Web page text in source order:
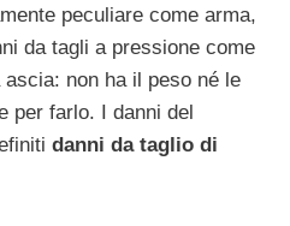
peculiare come arma,
da tagli a pressione come
non ha il peso né le
per farlo. I danni del
danni da taglio di